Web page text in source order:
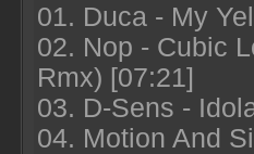
01. Duca - My
02. Nop - Cubic
Rmx) [07:21]
03. D-Sens -
04. Motion And